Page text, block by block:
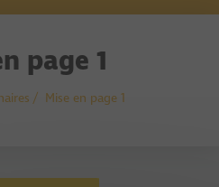
page 1
Mise en page 1